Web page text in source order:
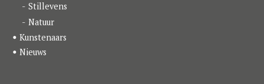
Stillevens
Natuur
Kunstenaars
Nieuws